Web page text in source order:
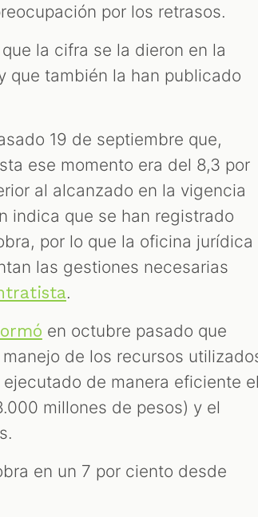
por los retrasos.
la cifra se la dieron en la
que también la han publicado
19 de septiembre que,
ese momento era del 8,3 por
al alcanzado en la vigencia
indica que se han registrado
por lo que la oficina jurídica
las gestiones necesarias
.
en octubre pasado que
de los recursos
de manera eficiente
millones de pesos) y el
en un 7 por ciento desde